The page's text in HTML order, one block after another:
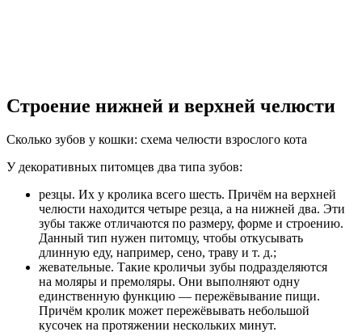
Строение нижней и верхней челюсти
Сколько зубов у кошки: схема челюсти взрослого кота
У декоративных питомцев два типа зубов:
резцы. Их у кролика всего шесть. Причём на верхней
челюсти находится четыре резца, а на нижней два. Эти
зубы также отличаются по размеру, форме и строению.
Данный тип нужен питомцу, чтобы откусывать
длинную еду, например, сено, траву и т. д.;
жевательные. Такие кроличьи зубы подразделяются
на моляры и премоляры. Они выполняют одну
единственную функцию — пережёвывание пищи.
Причём кролик может пережёвывать небольшой
кусочек на протяжении нескольких минут.